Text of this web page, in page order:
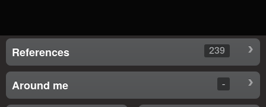
References 239
Around me -